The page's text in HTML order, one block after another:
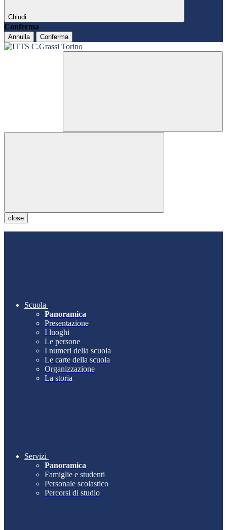
Chiudi
Conferma
Annulla Conferma
close
Scuola
Panoramica
Presentazione
I luoghi
Le persone
I numeri della scuola
Le carte della scuola
Organizzazione
La storia
Servizi
Panoramica
Famiglie e studenti
Personale scolastico
Percorsi di studio